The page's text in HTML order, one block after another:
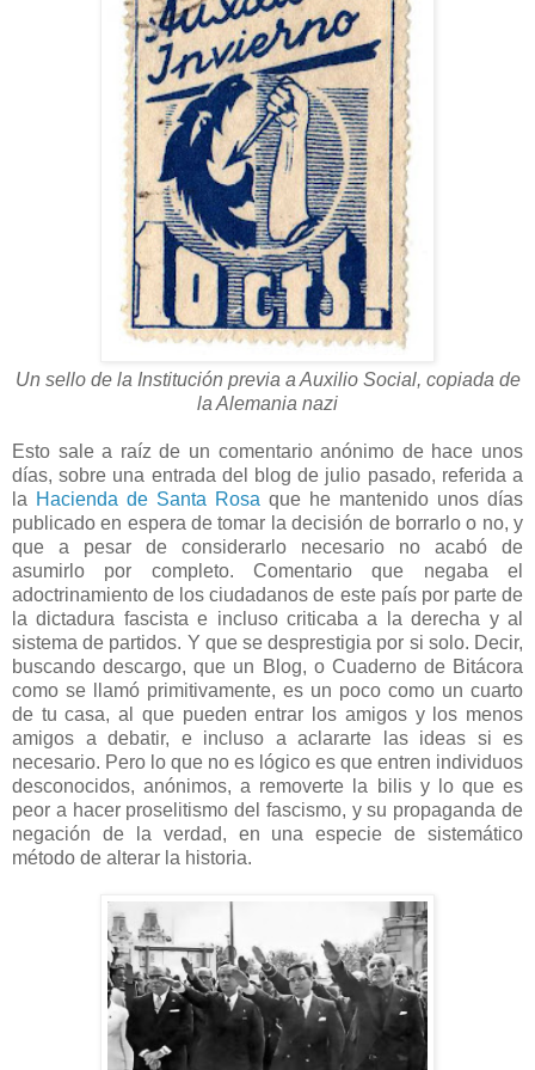
Un sello de la Institución previa a Auxilio Social, copiada de
la Alemania nazi
Esto sale a raíz de un comentario anónimo de hace unos
días, sobre una entrada del blog de julio pasado, referida a
la Hacienda de Santa Rosa que he mantenido unos días
publicado en espera de tomar la decisión de borrarlo o no, y
que a pesar de considerarlo necesario no acabó de
asumirlo por completo. Comentario que negaba el
adoctrinamiento de los ciudadanos de este país por parte de
la dictadura fascista e incluso criticaba a la derecha y al
sistema de partidos. Y que se desprestigia por si solo. Decir,
buscando descargo, que un Blog, o Cuaderno de Bitácora
como se llamó primitivamente, es un poco como un cuarto
de tu casa, al que pueden entrar los amigos y los menos
amigos a debatir, e incluso a aclararte las ideas si es
necesario. Pero lo que no es lógico es que entren individuos
desconocidos, anónimos, a removerte la bilis y lo que es
peor a hacer proselitismo del fascismo, y su propaganda de
negación de la verdad, en una especie de sistemático
método de alterar la historia.